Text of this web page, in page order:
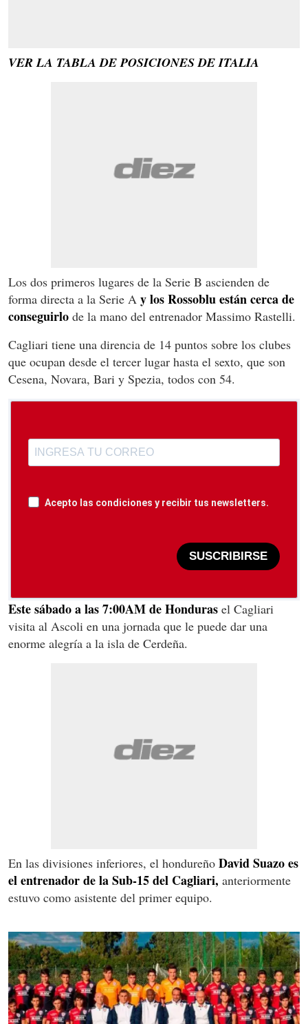
VER LA TABLA DE POSICIONES DE ITALIA
Los dos primeros lugares de la Serie B ascienden de
forma directa a la Serie A y los Rossoblu están cerca de
conseguirlo de la mano del entrenador Massimo Rastelli.
Cagliari tiene una direncia de 14 puntos sobre los clubes
que ocupan desde el tercer lugar hasta el sexto, que son
Cesena, Novara, Bari y Spezia, todos con 54.
Acepto las condiciones y recibir tus newsletters.
SUSCRIBIRSE
Este sábado a las 7:00AM de Honduras el Cagliari
visita al Ascoli en una jornada que le puede dar una
enorme alegría a la isla de Cerdeña.
En las divisiones inferiores, el hondureño David Suazo es
el entrenador de la Sub-15 del Cagliari, anteriormente
estuvo como asistente del primer equipo.